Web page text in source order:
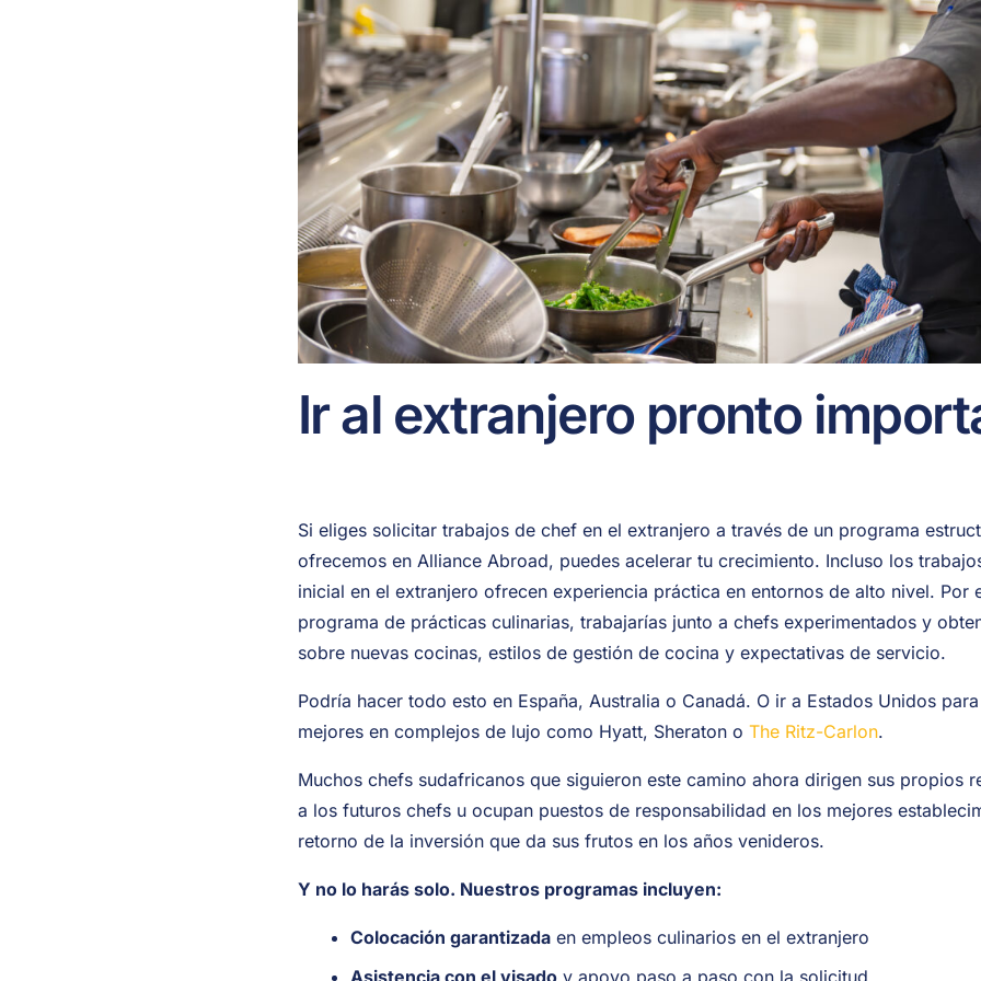
Ir al extranjero pronto
Si eliges solicitar trabajos de chef en el extranjero a través de un programa
ofrecemos en Alliance Abroad, puedes acelerar tu crecimiento. Incluso los
inicial en el extranjero ofrecen experiencia práctica en entornos de alto nivel. Por
programa de prácticas culinarias, trabajarías junto a chefs experimentados y
sobre nuevas cocinas, estilos de gestión de cocina y expectativas de servicio.
Podría hacer todo esto en España, Australia o Canadá. O ir a Estados Unidos
mejores en complejos de lujo como Hyatt, Sheraton o The Ritz-Carlon.
Muchos chefs sudafricanos que siguieron este camino ahora dirigen sus propios
a los futuros chefs u ocupan puestos de responsabilidad en los mejores
retorno de la inversión que da sus frutos en los años venideros.
Y no lo harás solo. Nuestros programas incluyen:
Colocación garantizada en empleos culinarios en el extranjero